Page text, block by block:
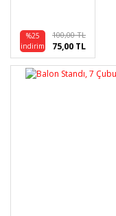
%25
indirim
100,00 TL
75,00 TL